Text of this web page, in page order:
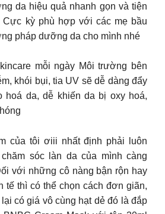
da hiệu quả nhanh gọn và tiện
Cực kỳ phù hợp với các mẹ bầu
pháp dưỡng da cho mình nhé
mỗi ngày Môi trường bên
khói bụi, tia UV sẽ dễ dàng đẩy
hoá da, dễ khiến da bị oxy hoá,
của tôi ơiii nhất định phải luôn
sóc làn da của mình càng
với những cô nàng bận rộn hay
tế thì có thể chọn cách đơn giãn,
có giá vô cùng hạt dẻ đó là đắp